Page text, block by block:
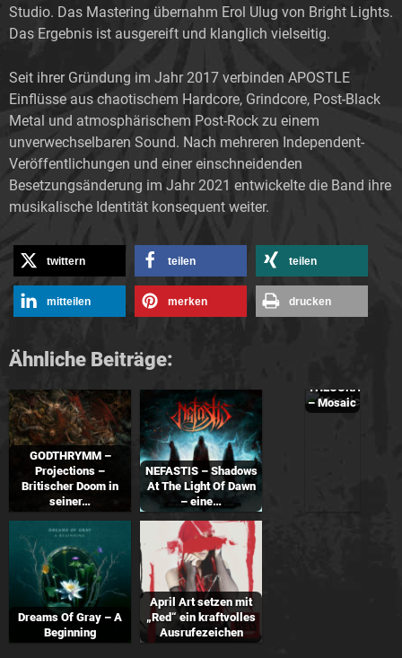
Studio. Das Mastering übernahm Erol Ulug von Bright Lights.
Das Ergebnis ist ausgereift und klanglich vielseitig.
Seit ihrer Gründung im Jahr 2017 verbinden APOSTLE
Einflüsse aus chaotischem Hardcore, Grindcore, Post-Black
Metal und atmosphärischem Post-Rock zu einem
unverwechselbaren Sound. Nach mehreren Independent-
Veröffentlichungen und einer einschneidenden
Besetzungsänderung im Jahr 2021 entwickelte die Band ihre
musikalische Identität konsequent weiter.
twittern teilen teilen
mitteilen merken drucken
Ähnliche Beiträge:
GODTHRYMM –
Projections –
Britischer Doom in
seiner…
NEFASTIS – Shadows
At The Light Of Dawn
– eine…
THEOCRACY
– Mosaic
Dreams Of Gray – A
Beginning
April Art setzen mit
„Red“ ein kraftvolles
Ausrufezeichen